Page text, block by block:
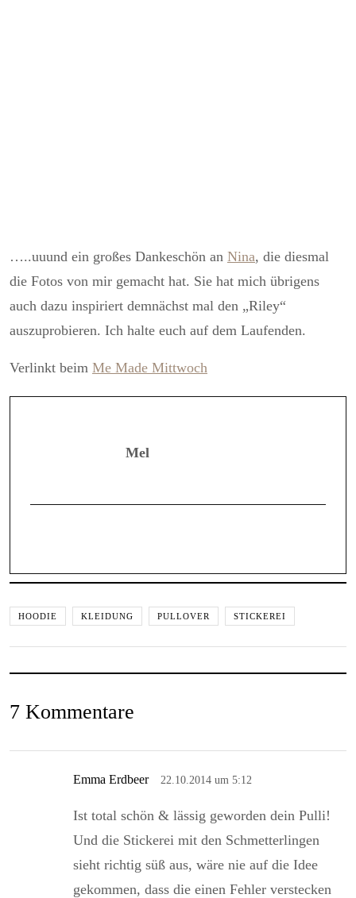
…..uuund ein großes Dankeschön an Nina, die diesmal
die Fotos von mir gemacht hat. Sie hat mich übrigens
auch dazu inspiriert demnächst mal den „Riley“
auszuprobieren. Ich halte euch auf dem Laufenden.
Verlinkt beim Me Made Mittwoch
Mel
HOODIE KLEIDUNG PULLOVER STICKEREI
7 Kommentare
Emma Erdbeer 22.10.2014 um 5:12
Ist total schön & lässig geworden dein Pulli!
Und die Stickerei mit den Schmetterlingen
sieht richtig süß aus, wäre nie auf die Idee
gekommen, dass die einen Fehler verstecken